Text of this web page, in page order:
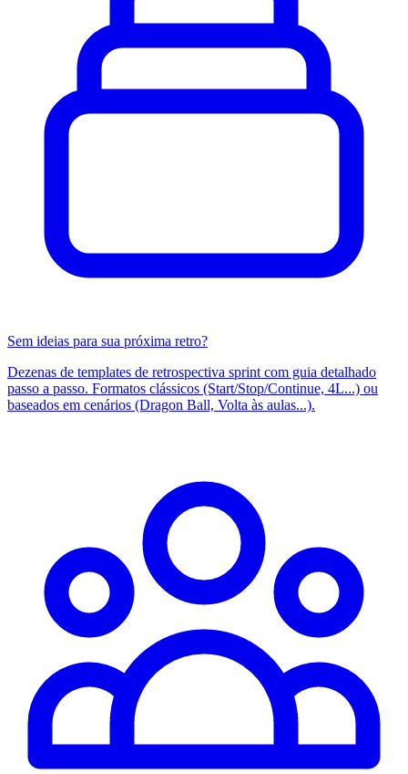
Sem ideias para sua próxima retro?
Dezenas de templates de retrospectiva sprint com guia detalhado
passo a passo. Formatos clássicos (Start/Stop/Continue, 4L...) ou
baseados em cenários (Dragon Ball, Volta às aulas...).